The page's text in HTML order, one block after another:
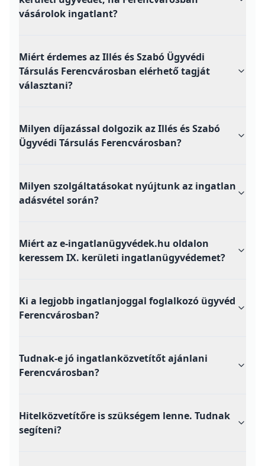
vásárolok ingatlant?
Miért érdemes az Illés és Szabó Ügyvédi
Társulás Ferencvárosban elérhető tagját
választani?
Milyen díjazással dolgozik az Illés és Szabó
Ügyvédi Társulás Ferencvárosban?
Milyen szolgáltatásokat nyújtunk az ingatlan
adásvétel során?
Miért az e-ingatlanügyvédek.hu oldalon
keressem IX. kerületi ingatlanügyvédemet?
Ki a legjobb ingatlanjoggal foglalkozó ügyvéd
Ferencvárosban?
Tudnak-e jó ingatlanközvetítőt ajánlani
Ferencvárosban?
Hitelközvetítőre is szükségem lenne. Tudnak
segíteni?